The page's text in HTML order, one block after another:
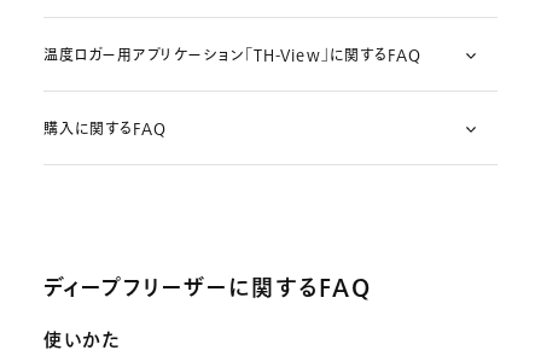
温度ロガー用アプリケーション「TH-View」に関するFAQ
購入に関するFAQ
ディープフリーザーに関するFAQ
使いかた